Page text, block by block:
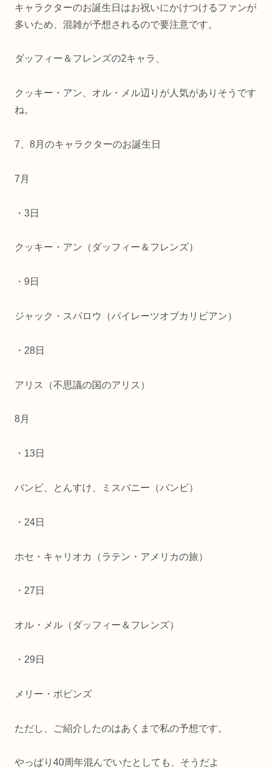
キャラクターのお誕生日はお祝いにかけつけるファンが
多いため、混雑が予想されるので要注意です。
ダッフィー＆フレンズの2キャラ、
クッキー・アン、オル・メル辺りが人気がありそうです
ね。
7、8月のキャラクターのお誕生日
7月
・3日
クッキー・アン（ダッフィー＆フレンズ）
・9日
ジャック・スパロウ（パイレーツオブカリビアン）
・28日
アリス（不思議の国のアリス）
8月
・13日
バンビ、とんすけ、ミスバニー（バンビ）
・24日
ホセ・キャリオカ（ラテン・アメリカの旅）
・27日
オル・メル（ダッフィー＆フレンズ）
・29日
メリー・ポピンズ
ただし、ご紹介したのはあくまで私の予想です。
やっぱり40周年混んでいたとしても、そうだよ